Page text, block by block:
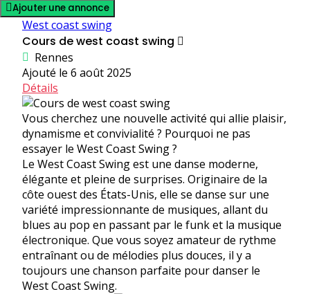
Ajouter une annonce
West coast swing
Cours de west coast swing
Rennes
Ajouté le 6 août 2025
Détails
Vous cherchez une nouvelle activité qui allie plaisir,
dynamisme et convivialité ? Pourquoi ne pas
essayer le West Coast Swing ?
Le West Coast Swing est une danse moderne,
élégante et pleine de surprises. Originaire de la
côte ouest des États-Unis, elle se danse sur une
variété impressionnante de musiques, allant du
blues au pop en passant par le funk et la musique
électronique. Que vous soyez amateur de rythme
entraînant ou de mélodies plus douces, il y a
toujours une chanson parfaite pour danser le
West Coast Swing.